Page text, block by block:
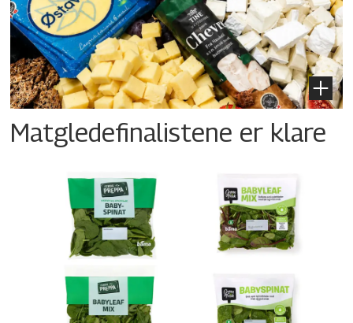
Matgledefinalistene er klare